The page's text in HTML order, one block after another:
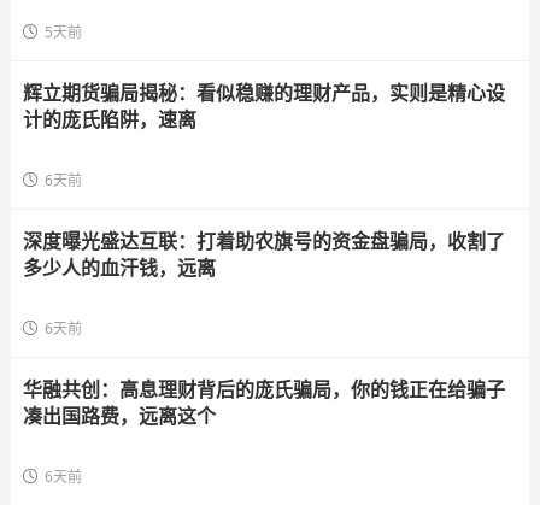
5天前
辉立期货骗局揭秘：看似稳赚的理财产品，实则是精心设
计的庞氏陷阱，速离
6天前
深度曝光盛达互联：打着助农旗号的资金盘骗局，收割了
多少人的血汗钱，远离
6天前
华融共创：高息理财背后的庞氏骗局，你的钱正在给骗子
凑出国路费，远离这个
6天前